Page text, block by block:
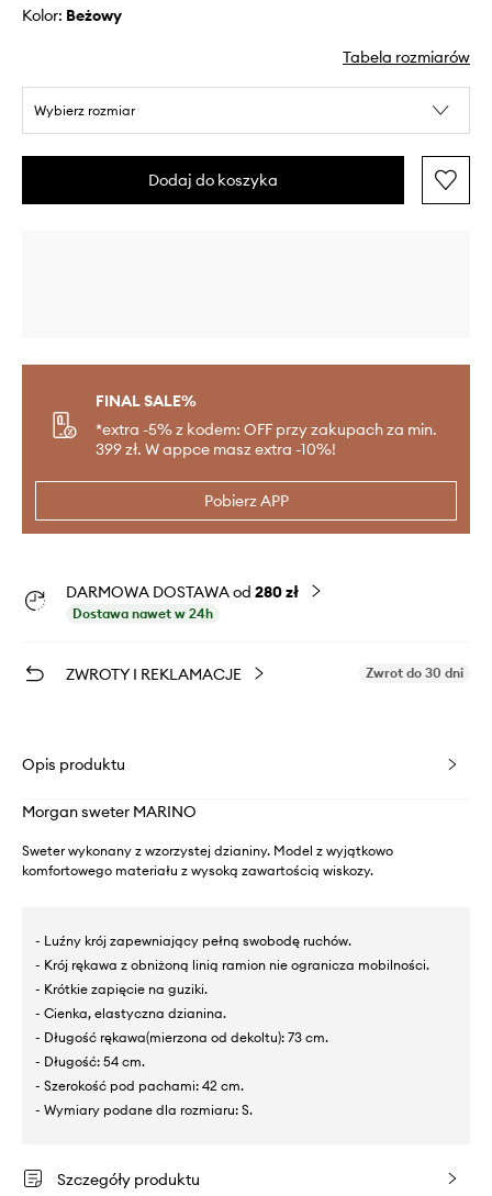
Kolor: beżowy
Tabela rozmiarów
Wybierz rozmiar
Dodaj do koszyka
FINAL SALE%
*extra -5% z kodem: OFF przy zakupach za min.
399 zł. W appce masz extra -10%!
Pobierz APP
DARMOWA DOSTAWA od 280 zł
Dostawa nawet w 24h
ZWROTY I REKLAMACJE Zwrot do 30 dni
Opis produktu
Morgan sweter MARINO
Sweter wykonany z wzorzystej dzianiny. Model z wyjątkowo
komfortowego materiału z wysoką zawartością wiskozy.
- Luźny krój zapewniający pełną swobodę ruchów.
- Krój rękawa z obniżoną linią ramion nie ogranicza mobilności.
- Krótkie zapięcie na guziki.
- Cienka, elastyczna dzianina.
- Długość rękawa(mierzona od dekoltu): 73 cm.
- Długość: 54 cm.
- Szerokość pod pachami: 42 cm.
- Wymiary podane dla rozmiaru: S.
Szczegóły produktu